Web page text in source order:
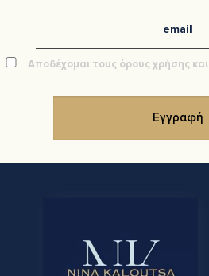
Αποδέχομαι τους όρους χρήσης